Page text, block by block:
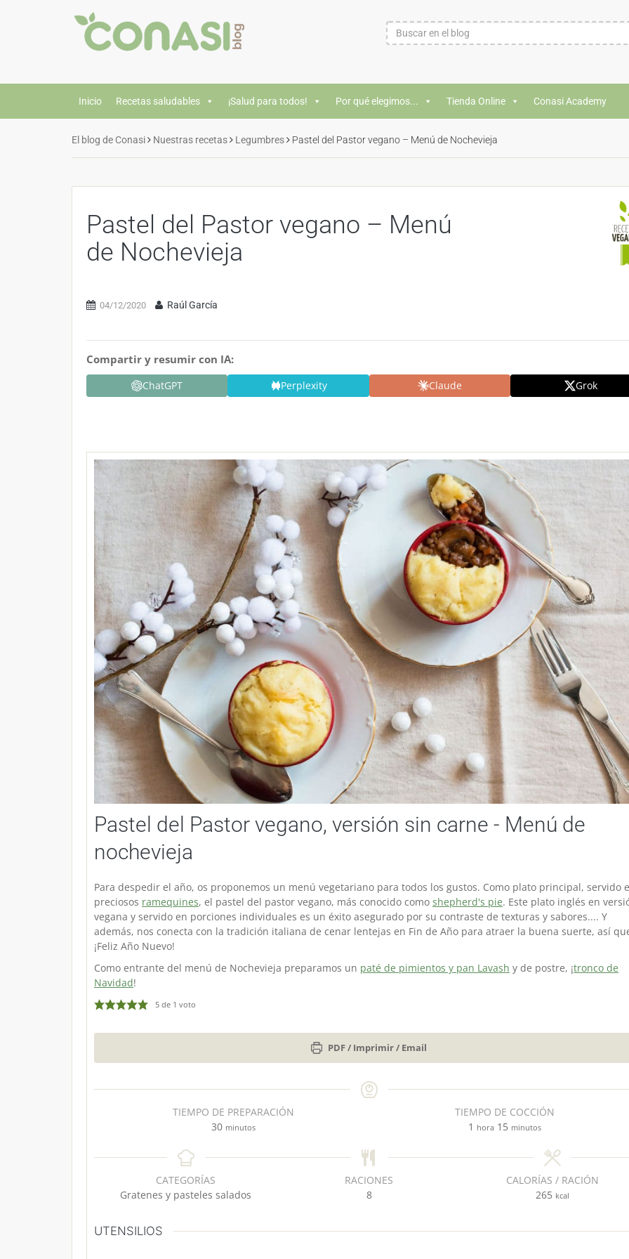
Inicio Recetas saludables ¡Salud para todos! Por qué elegimos... Tienda Online Conasi Academy
El blog de Conasi Nuestras recetas Legumbres Pastel del Pastor vegano – Menú de Nochevieja
Pastel del Pastor vegano – Menú
de Nochevieja
04/12/2020 Raúl García
Compartir y resumir con IA:
ChatGPT Perplexity Claude Grok
Pastel del Pastor vegano, versión sin carne - Menú de
nochevieja
Para despedir el año, os proponemos un menú vegetariano para todos los gustos. Como plato principal, servido
preciosos ramequines, el pastel del pastor vegano, más conocido como shepherd's pie. Este plato inglés en
vegana y servido en porciones individuales es un éxito asegurado por su contraste de texturas y sabores.... Y
además, nos conecta con la tradición italiana de cenar lentejas en Fin de Año para atraer la buena suerte, así
¡Feliz Año Nuevo!
Como entrante del menú de Nochevieja preparamos un paté de pimientos y pan Lavash y de postre, ¡tronco de
Navidad!
5de 1 voto
PDF / Imprimir / Email
TIEMPO DE PREPARACIÓN
30m
n
o
minutos
TIEMPO DE COCCIÓN
1 h
r
hora 15 m
n
t
minutos
CATEGORÍAS
Gratenes y pasteles salados
RACIONES
8
CALORÍAS / RACIÓN
265 kcal
UTENSILIOS